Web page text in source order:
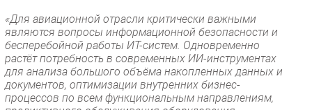
«Для авиационной отрасли критически важными
являются вопросы информационной безопасности и
бесперебойной работы ИТ-систем. Одновременно
растёт потребность в современных ИИ-инструментах
для анализа большого объёма накопленных данных и
документов, оптимизации внутренних бизнес-
процессов по всем функциональным направлениям,